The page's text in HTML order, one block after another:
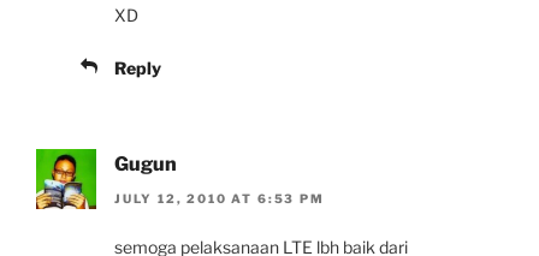
XD
Reply
Gugun
JULY 12, 2010 AT 6:53 PM
semoga pelaksanaan LTE lbh baik dari